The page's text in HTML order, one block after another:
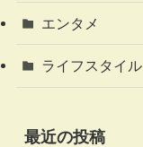
エンタメ
ライフスタイル
最近の投稿